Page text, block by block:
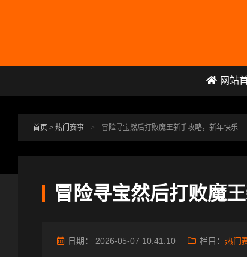
网站
首页 > 热门赛事 > 冒险寻宝然后打败魔王新手攻略，新年快乐
冒险寻宝然后打败魔
日期： 2026-05-07 10:41:10 栏目： 热门